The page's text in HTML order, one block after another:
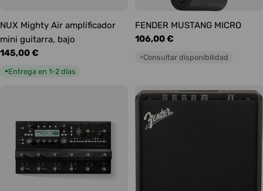
NUX Mighty Air amplificador
mini guitarra, bajo
Precio
145,00 €
●Entrega en 1-2 días
FENDER MUSTANG MICRO
Precio
106,00 €
○Consultar disponibilidad